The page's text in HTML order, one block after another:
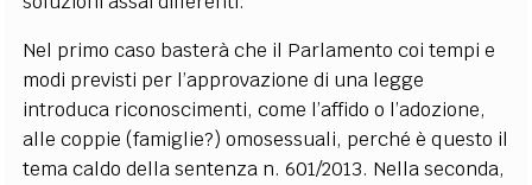
Nel primo caso basterà che il Parlamento coi tempi e
modi previsti per l’approvazione di una legge
introduca riconoscimenti, come l’affido o l’adozione,
alle coppie (famiglie?) omosessuali, perché è questo il
tema caldo della sentenza n. 601/2013. Nella seconda,